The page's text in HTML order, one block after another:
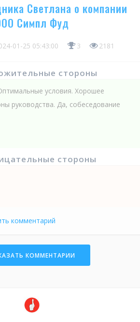
Светлана о компании
Симпл Фуд
01-25 05:43:00 3 2181
стороны
условия. Хорошее
руководства. Да, собеседование
стороны
комментарий
КОММЕНТАРИИ